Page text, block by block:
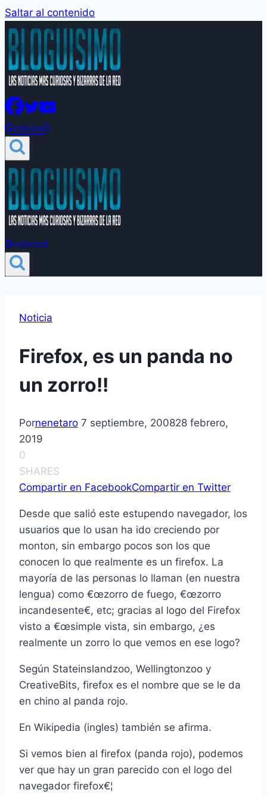
Saltar al contenido
Groleros!
Groleros!
Noticia
Firefox, es un panda no
un zorro!!
Pornenetaro 7 septiembre, 200828 febrero,
2019
0
SHARES
Compartir en FacebookCompartir en Twitter
Desde que salió este estupendo navegador, los
usuarios que lo usan ha ido creciendo por
monton, sin embargo pocos son los que
conocen lo que realmente es un firefox. La
mayorí­a de las personas lo llaman (en nuestra
lengua) como €œzorro de fuego, €œzorro
incandesente€, etc; gracias al logo del Firefox
visto a €œsimple vista, sin embargo, ¿es
realmente un zorro lo que vemos en ese logo?
Según Stateinslandzoo, Wellingtonzoo y
CreativeBits, firefox es el nombre que se le da
en chino al panda rojo.
En Wikipedia (ingles) también se afirma.
Si vemos bien al firefox (panda rojo), podemos
ver que hay un gran parecido con el logo del
navegador firefox€¦